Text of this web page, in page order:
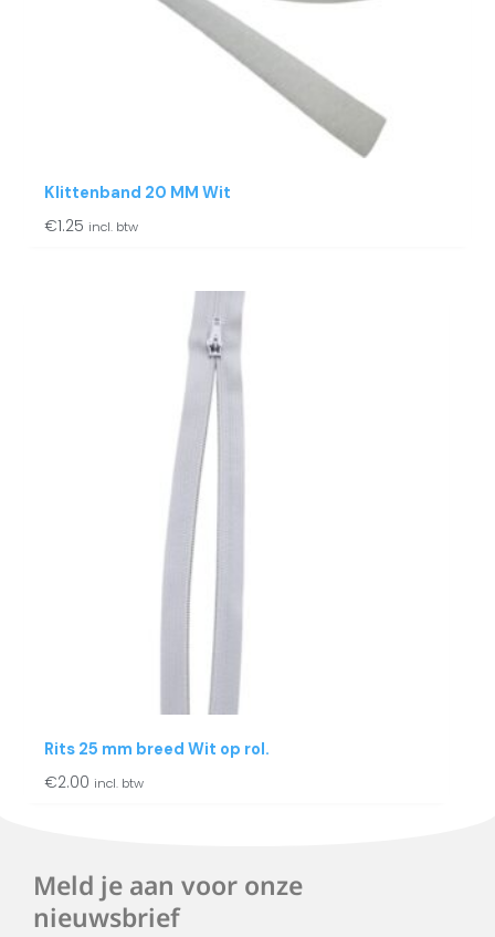
Klittenband 20 MM Wit
€1.25 incl. btw
Rits 25 mm breed Wit op rol.
€2.00 incl. btw
Meld je aan voor onze
nieuwsbrief